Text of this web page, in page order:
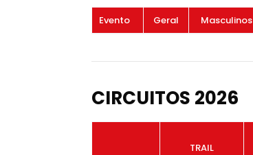
Evento Geral Masculinos
CIRCUITOS 2026
TRAIL